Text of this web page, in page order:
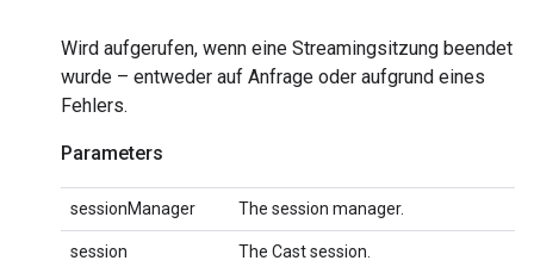
Wird aufgerufen, wenn eine Streamingsitzung beendet
wurde – entweder auf Anfrage oder aufgrund eines
Fehlers.
Parameters
sessionManager The session manager.
session The Cast session.